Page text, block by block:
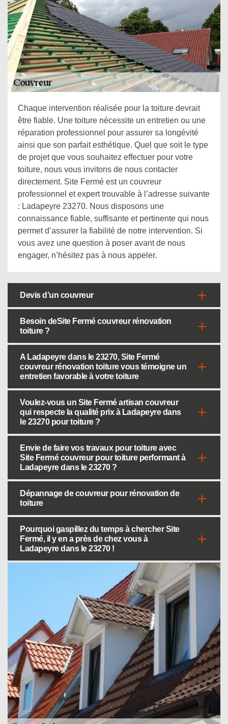
Chaque intervention réalisée pour la toiture devrait
être fiable. Une toiture nécessite un entretien ou une
réparation professionnel pour assurer sa longévité
ainsi que son parfait esthétique. Quel que soit le type
de projet que vous souhaitez effectuer pour votre
toiture, nous vous invitons de nous contacter
directement. Site Fermé est un couvreur
professionnel et expert trouvable à l’adresse suivante
: Ladapeyre 23270. Nous disposons une
connaissance fiable, suffisante et pertinente qui nous
permet d’assurer la fiabilité de notre intervention. Si
vous avez une question à poser avant de nous
engager, n’hésitez pas à nous appeler.
Devis d’un couvreur
Besoin deSite Fermé couvreur rénovation
toiture ?
A Ladapeyre dans le 23270, Site Fermé
couvreur rénovation toiture vous témoigne un
entretien favorable à votre toiture
Voulez-vous un Site Fermé artisan couvreur
qui respecte la qualité prix à Ladapeyre dans
le 23270 pour toiture ?
Envie de faire vos travaux pour toiture avec
Site Fermé couvreur pour toiture performant à
Ladapeyre dans le 23270 ?
Dépannage de couvreur pour rénovation de
toiture
Pourquoi gaspillez du temps à chercher Site
Fermé, il y en a près de chez vous à
Ladapeyre dans le 23270 !